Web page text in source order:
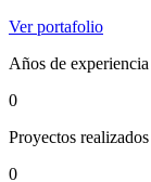
Ver portafolio
Años de experiencia
0
Proyectos realizados
0